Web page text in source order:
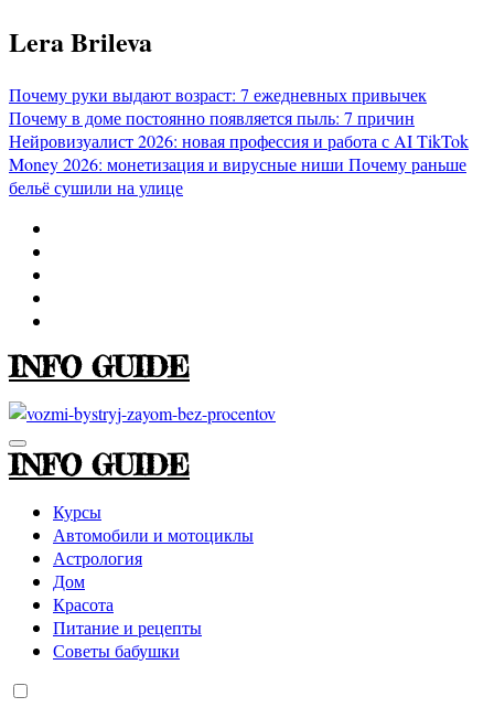
Перейти
к
Lera Brileva
Почему руки выдают возраст: 7 ежедневных привычек
Почему в доме постоянно появляется пыль: 7 причин
Нейровизуалист 2026: новая профессия и работа с AITikTok
Money 2026: монетизация и вирусные ниши Почему раньше
бельё сушили на улице
INFO GUIDE
INFO GUIDE
Курсы
Автомобили и мотоциклы
Астрология
Дом
Красота
Питание и рецепты
Советы бабушки